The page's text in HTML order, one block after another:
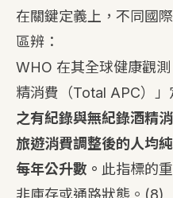
在關鍵定義上，不同國
區辨：
WHO 在其全球健康觀
精消費（Total APC）」
之有紀錄與無紀錄酒精
旅遊消費調整後的人均
每年公升數。 此指標的
非庫存或通路狀態。 (8)